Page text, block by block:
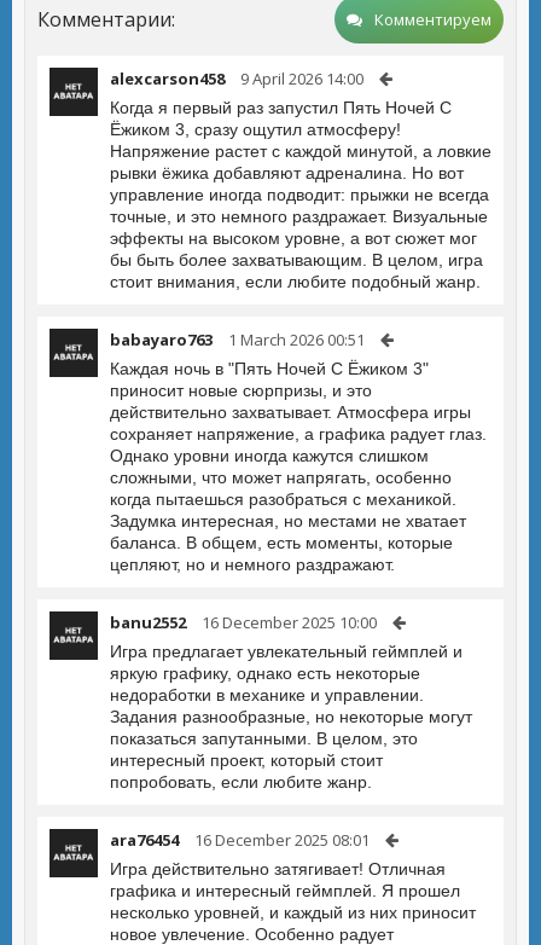
Комментарии: Комментируем
alexcarson458 9 April 2026 14:00
Когда я первый раз запустил Пять Ночей С
Ёжиком 3, сразу ощутил атмосферу!
Напряжение растет с каждой минутой, а ловкие
рывки ёжика добавляют адреналина. Но вот
управление иногда подводит: прыжки не всегда
точные, и это немного раздражает. Визуальные
эффекты на высоком уровне, а вот сюжет мог
бы быть более захватывающим. В целом, игра
стоит внимания, если любите подобный жанр.
babayaro763 1 March 2026 00:51
Каждая ночь в "Пять Ночей С Ёжиком 3"
приносит новые сюрпризы, и это
действительно захватывает. Атмосфера игры
сохраняет напряжение, а графика радует глаз.
Однако уровни иногда кажутся слишком
сложными, что может напрягать, особенно
когда пытаешься разобраться с механикой.
Задумка интересная, но местами не хватает
баланса. В общем, есть моменты, которые
цепляют, но и немного раздражают.
banu2552 16 December 2025 10:00
Игра предлагает увлекательный геймплей и
яркую графику, однако есть некоторые
недоработки в механике и управлении.
Задания разнообразные, но некоторые могут
показаться запутанными. В целом, это
интересный проект, который стоит
попробовать, если любите жанр.
ara76454 16 December 2025 08:01
Игра действительно затягивает! Отличная
графика и интересный геймплей. Я прошел
несколько уровней, и каждый из них приносит
новое увлечение. Особенно радует